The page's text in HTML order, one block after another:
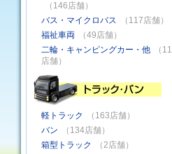
（146店舗）
バス・マイクロバス
（117店舗）
福祉車両
（49店舗）
二輪・キャンピングカー・他
（11
店舗）
軽トラック
（163店舗）
バン
（134店舗）
箱型トラック
（2店舗）